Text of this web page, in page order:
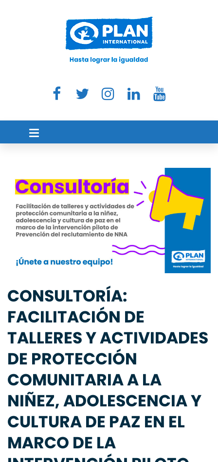
CONSULTORÍA:
FACILITACIÓN DE
TALLERES Y ACTIVIDADES
DE PROTECCIÓN
COMUNITARIA A LA
NIÑEZ, ADOLESCENCIA Y
CULTURA DE PAZ EN EL
MARCO DE LA